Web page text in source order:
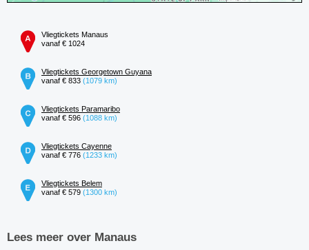
Vliegtickets Manaus
vanaf € 1024
Vliegtickets Georgetown Guyana
vanaf € 833 (1079 km)
Vliegtickets Paramaribo
vanaf € 596 (1088 km)
Vliegtickets Cayenne
vanaf € 776 (1233 km)
Vliegtickets Belem
vanaf € 579 (1300 km)
Lees meer over Manaus